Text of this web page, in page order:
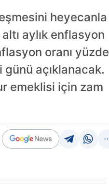
heyecanla
aylık enflasyon
oranı yüzde
açıklanacak.
emeklisi için zam